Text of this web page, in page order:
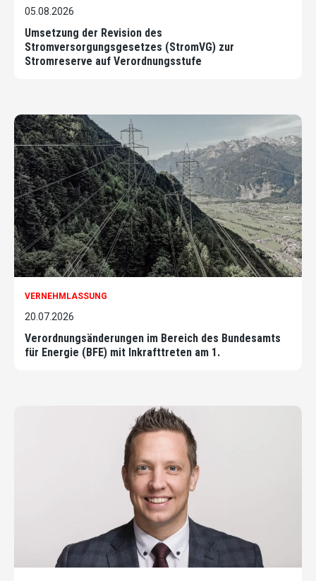
05.08.2026
Umsetzung der Revision des
Stromversorgungsgesetzes (StromVG) zur
Stromreserve auf Verordnungsstufe
VERNEHMLASSUNG
20.07.2026
Verordnungsänderungen im Bereich des Bundesamts
für Energie (BFE) mit Inkrafttreten am 1.